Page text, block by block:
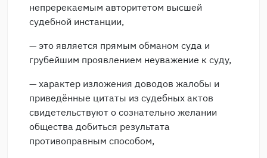
непререкаемым авторитетом высшей
судебной инстанции,
— это является прямым обманом суда и
грубейшим проявлением неуважение к суду,
— характер изложения доводов жалобы и
приведённые цитаты из судебных актов
свидетельствуют о сознательно желании
общества добиться результата
противоправным способом,